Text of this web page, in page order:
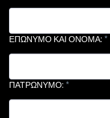
ΕΠΩΝΥΜΟ ΚΑΙ ΟΝΟΜΑ: *
ΠΑΤΡΩΝΥΜΟ: *